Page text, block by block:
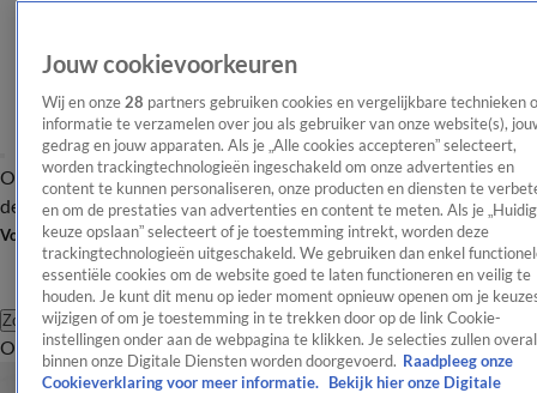
OverzichtAfleveringen Entertainment TV Algemeen
Tip
de redactieNieuwsbrief
Volg Shownieuws
Zoeken
OverzichtEntertainmentSpraakmakendRealityCrimeVideo's
Jouw cookievoorkeuren
Wij en onze 28 partners gebruiken cookies en vergelijkbare technieken
informatie te verzamelen over jou als gebruiker van onze website(s),
gedrag en jouw apparaten. Als je „Alle cookies accepteren” selecteert,
worden trackingtechnologieën ingeschakeld om onze advertenties en
content te kunnen personaliseren, onze producten en diensten te
en om de prestaties van advertenties en content te meten. Als je
keuze opslaan” selecteert of je toestemming intrekt, worden deze
trackingtechnologieën uitgeschakeld. We gebruiken dan enkel
essentiële cookies om de website goed te laten functioneren en veilig te
houden. Je kunt dit menu op ieder moment opnieuw openen om je
wijzigen of om je toestemming in te trekken door op de link Cookie-
instellingen onder aan de webpagina te klikken. Je selecties zullen overal
binnen onze Digitale Diensten worden doorgevoerd. Raadpleeg onze
Cookieverklaring voor meer informatie.
Bekijk hier onze Digitale